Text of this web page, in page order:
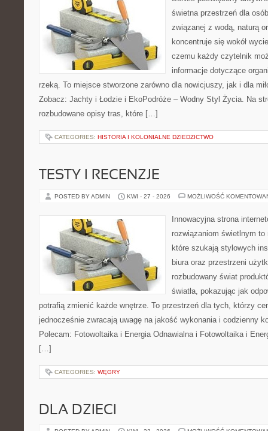
świetna przestrzeń dla
związanej z wodą, naturą
koncentruje się wokół
czemu każdy czytelnik
informacje dotyczące
rzeką. To miejsce stworzone zarówno dla nowicjuszy, jak i dla
Zobacz: Jachty i Łodzie i EkoPodróże – Wodny Styl Życia. Na
rozbudowane opisy tras, które […]
CATEGORIES: HISTORIA I KOLONIALNE DZIEDZICTWO
TESTY I RECENZJE
POSTED BY ADMIN KWI - 27 - 2026 MOŻLIWOŚĆ
Innowacyjna strona
rozwiązaniom świetlnym
które szukają stylowych
biura oraz przestrzeni
rozbudowany świat
światła, pokazując jak
potrafią zmienić każde wnętrze. To przestrzeń dla tych, którzy
jednocześnie zwracają uwagę na jakość wykonania i codzienny
Polecam: Fotowoltaika i Energia Odnawialna i Fotowoltaika i
[…]
CATEGORIES: WĘGRY
DLA DZIECI